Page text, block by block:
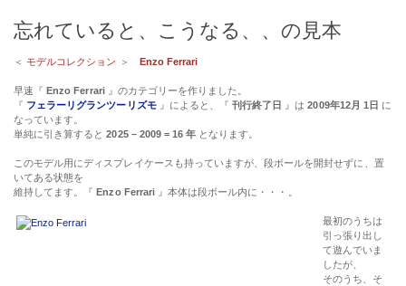
忘れていると、こうなる、、の見本
＜モデルコレクション ＞ Enzo Ferrari
早速『Enzo Ferrari』のカテゴリーを作りました。
『 フェラーリグランツーリズモ』によると、『刊行終了日 』は2009年12月 1日 に
なっています。
単純に引き算すると2025 – 2009 = 16 年 となります。
このモデル用にディスプレイケースも持っていますが、段ボールを開封せずに、置
いてある状態を
維持してます。『Enzo Ferrari』本体は段ボール内に・・・。
最初のうちは
引っ張り出し
て遊んでいま
したが、
そのうち、そ